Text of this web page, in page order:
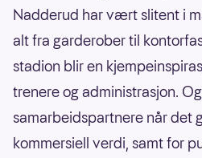
Nadderud har vært slitent i
alt fra garderober til
stadion blir en
trenere og administrasjon.
samarbeidspartnere når det
kommersiell verdi, samt for